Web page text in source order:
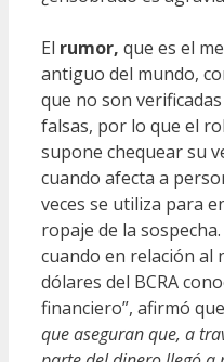
El rumor, que es el
antiguo del mundo,
que no son
falsas, por lo que el
supone chequear su
cuando afecta a
veces se utiliza para
ropaje de la
cuando en relación al
dólares del BCRA
financiero”, afirmó que
que aseguran que, a